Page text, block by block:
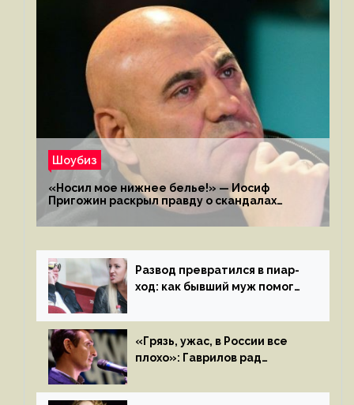
Шоубиз
«Носил мое нижнее белье!» — Иосиф
Пригожин раскрыл правду о скандалах
с мужем своей экс-жены
Развод превратился в пиар-
ход: как бывший муж помог
«Грязь, ужас, в России все
плохо»: Гаврилов рад
иноагентов